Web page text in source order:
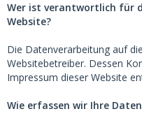
Wer ist verantwortlich für
Website?
Die Datenverarbeitung auf
Websitebetreiber. Dessen
Impressum dieser Website
Wie erfassen wir Ihre